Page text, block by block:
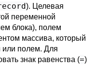
). Целевая
переменной
блока), полем
массива, который
или полем. Для
знак равенства (=)